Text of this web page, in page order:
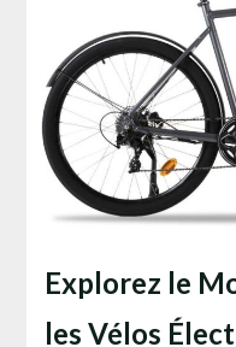
Explorez le
les Vélos